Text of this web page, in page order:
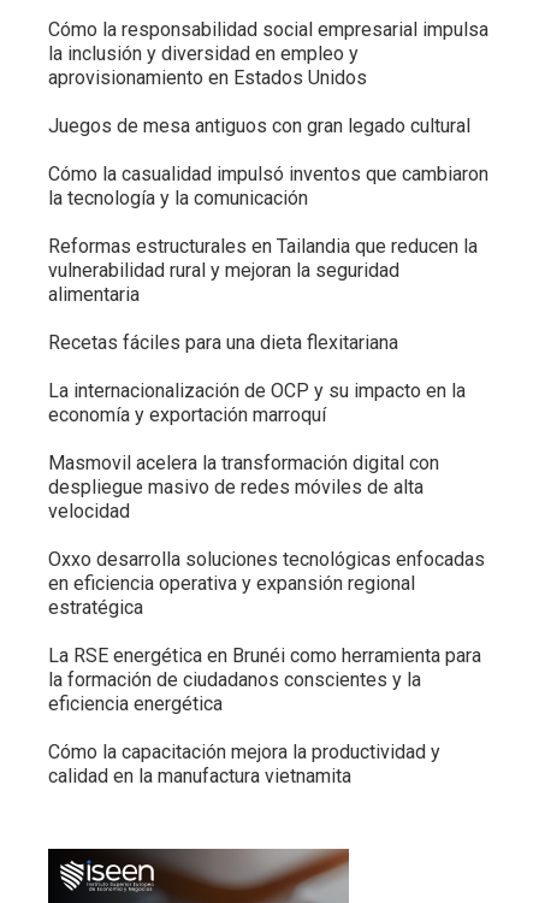
Cómo la responsabilidad social empresarial impulsa
la inclusión y diversidad en empleo y
aprovisionamiento en Estados Unidos
Juegos de mesa antiguos con gran legado cultural
Cómo la casualidad impulsó inventos que cambiaron
la tecnología y la comunicación
Reformas estructurales en Tailandia que reducen la
vulnerabilidad rural y mejoran la seguridad
alimentaria
Recetas fáciles para una dieta flexitariana
La internacionalización de OCP y su impacto en la
economía y exportación marroquí
Masmovil acelera la transformación digital con
despliegue masivo de redes móviles de alta
velocidad
Oxxo desarrolla soluciones tecnológicas enfocadas
en eficiencia operativa y expansión regional
estratégica
La RSE energética en Brunéi como herramienta para
la formación de ciudadanos conscientes y la
eficiencia energética
Cómo la capacitación mejora la productividad y
calidad en la manufactura vietnamita